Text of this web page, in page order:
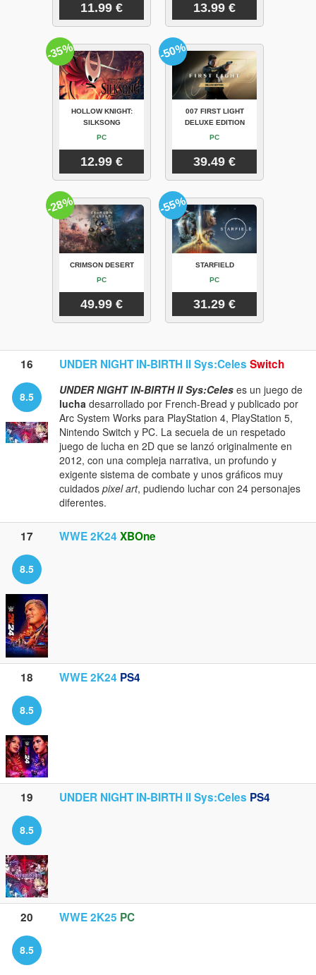
11.99 € 13.99 €
HOLLOW KNIGHT:
SILKSONG
PC
12.99 €
-35%
007 FIRST LIGHT
DELUXE EDITION
PC
39.49 €
-50%
CRIMSON DESERT
PC
49.99 €
-28%
STARFIELD
PC
31.29 €
-55%
16 UNDER NIGHT IN-BIRTH II Sys:Celes Switch
8.5 UNDER NIGHT IN-BIRTH II Sys:Celes es un juego de
lucha desarrollado por French-Bread y publicado por
Arc System Works para PlayStation 4, PlayStation 5,
Nintendo Switch y PC. La secuela de un respetado
juego de lucha en 2D que se lanzó originalmente en
2012, con una compleja narrativa, un profundo y
exigente sistema de combate y unos gráficos muy
cuidados pixel art, pudiendo luchar con 24 personajes
diferentes.
17 WWE 2K24 XBOne
8.5
18 WWE 2K24 PS4
8.5
19 UNDER NIGHT IN-BIRTH II Sys:Celes PS4
8.5
20 WWE 2K25 PC
8.5